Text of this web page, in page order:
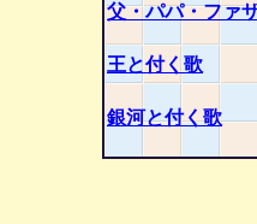
父・パパ・ファ
王と付く歌
銀河と付く歌